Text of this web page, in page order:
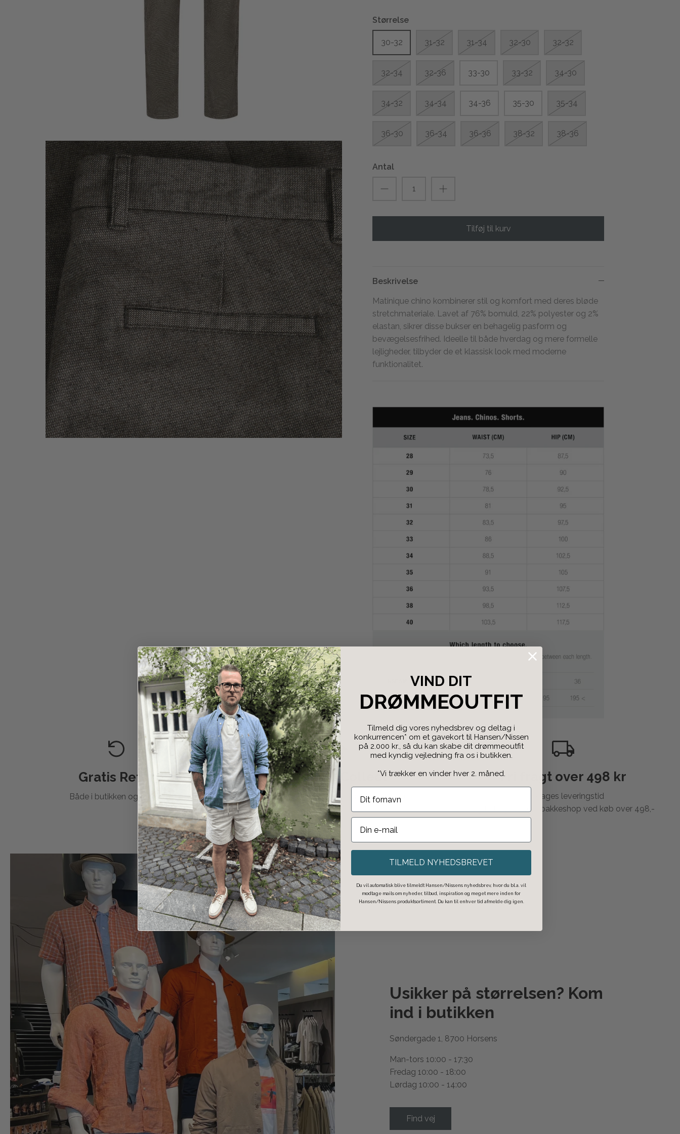
Størrelse
30-32 31-32 31-34 32-30 32-32
32-34 32-36 33-30 33-32 34-30
34-32 34-34 34-36 35-30 35-34
36-30 36-34 36-36 38-32 38-36
Antal
Tilføj til kurv
Beskrivelse
Matinique chino kombinerer stil og komfort med deres bløde
stretchmateriale. Lavet af 76% bomuld, 22% polyester og 2%
elastan, sikrer disse bukser en behagelig pasform og
bevægelsesfrihed. Ideelle til både hverdag og mere formelle
lejligheder, tilbyder de et klassisk look med moderne
funktionalitet.
Gratis Retur
Både i butikken ogonline.
Click & Collect
Bestil på nettet og afhent i butikken.
Fri fragt over 498 kr
1-2 dages leveringstid
og fri fragt til GLS pakkeshop ved køb over 498,-
Usikker på størrelsen? Kom
ind i butikken
Søndergade 1, 8700 Horsens
Man-tors 10:00 - 17:30
Fredag 10:00 - 18:00
Lørdag 10:00 - 14:00
Find vej
VIND DIT
DRØMMEOUTFIT
Tilmeld dig vores nyhedsbrev og deltag i
konkurrencen* om et gavekort til Hansen/Nissen
på 2.000 kr., så du kan skabe dit drømmeoutfit
med kyndig vejledning fra os i butikken.
*Vi trækker en vinder hver 2. måned.
TILMELD NYHEDSBREVET
Du vil automatisk blive tilmeldt Hansen/Nissens nyhedsbrev, hvor du bl.a. vil
modtage mails om nyheder, tilbud, inspiration og meget mere inden for
Hansen/Nissens produktsortiment. Du kan til enhver tid afmelde dig igen.